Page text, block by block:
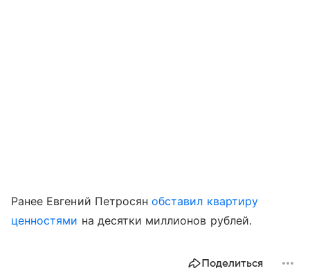
Ранее Евгений Петросянобставил квартиру
ценностями на десятки миллионов рублей.
Поделиться